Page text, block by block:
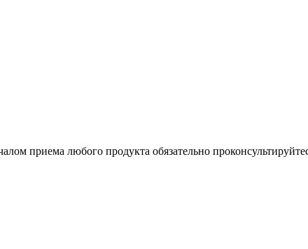
приема любого продукта обязательно